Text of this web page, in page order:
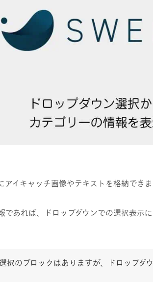
アイキャッチ画像やテキストを格納できま
あれば、ドロップダウンでの選択表示
択のブロックはありますが、ドロップダ